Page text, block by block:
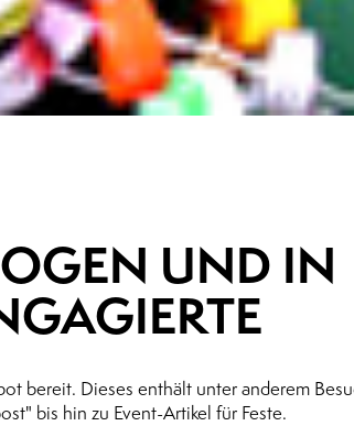
UND IN
bereit. Dieses enthält unter anderem
bis hin zu Event-Artikel für Feste.